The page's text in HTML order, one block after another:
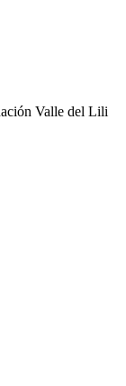
Valle del Lili